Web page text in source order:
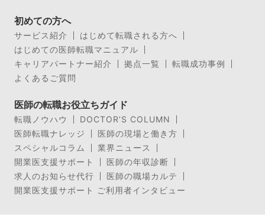
初めての方へ
サービス紹介
はじめて転職される方へ
はじめての医師転職マニュアル
キャリアパートナー紹介
拠点一覧
転職成功事例
よくあるご質問
医師の転職お役立ちガイド
転職ノウハウ
DOCTOR’S COLUMN
医師転職ナレッジ
医師の現場と働き方
スペシャルコラム
業界ニュース
開業医支援サポート
医師の年収診断
求人のお知らせ代行
医師の職場カルテ
開業医支援サポート ご利用者インタビュー